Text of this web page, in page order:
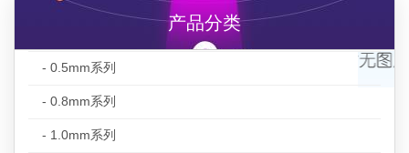
产品分类
- 0.5mm系列
- 0.8mm系列
- 1.0mm系列